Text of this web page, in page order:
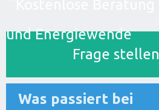
Frage stellen
Was passiert bei